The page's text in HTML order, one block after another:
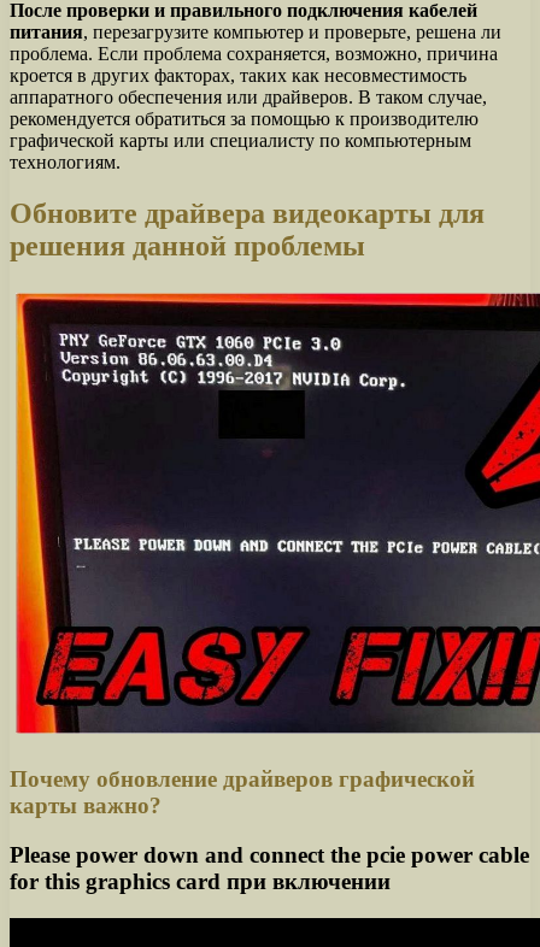
После проверки и правильного подключения кабелей
питания, перезагрузите компьютер и проверьте, решена ли
проблема. Если проблема сохраняется, возможно, причина
кроется в других факторах, таких как несовместимость
аппаратного обеспечения или драйверов. В таком случае,
рекомендуется обратиться за помощью к производителю
графической карты или специалисту по компьютерным
технологиям.
Обновите драйвера видеокарты для
решения данной проблемы
Почему обновление драйверов графической
карты важно?
Please power down and connect the pcie power cable
for this graphics card при включении